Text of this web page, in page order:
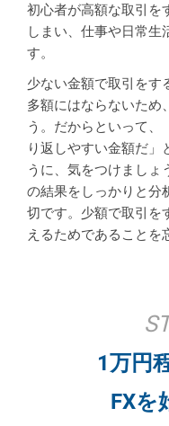
初心者が高額な取引を
しまい、仕事や日常生
す。
少ない金額で取引をす
多額にはならないため
う。だからといって、
り返しやすい金額だ」
うに、気をつけましょ
の結果をしっかりと分
切です。少額で取引を
えるためであることを
1万円
FXを